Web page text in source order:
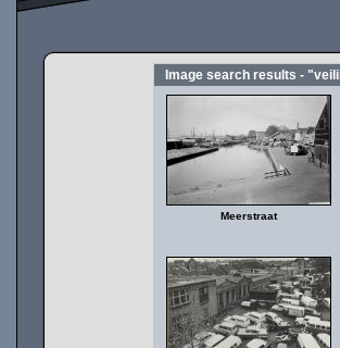
Image search results -
Meerstraat